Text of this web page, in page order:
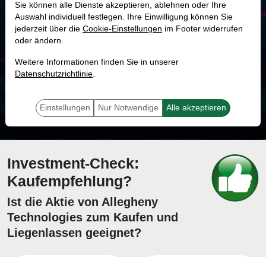
Umsatz 4,59 Mrd. USD
93.4 %
mit dieser Aktie erfolgreich sein.
Investment-Check:
Kaufempfehlung?
Ist die Aktie von Allegheny
Technologies zum Kaufen und
Liegenlassen geeignet?
Sie können alle Dienste akzeptieren, ablehnen oder Ihre
Auswahl individuell festlegen. Ihre Einwilligung können Sie
jederzeit über die Cookie-Einstellungen im Footer widerrufen
oder ändern.
Weitere Informationen finden Sie in unserer
Datenschutzrichtlinie.
Einstellungen Nur Notwendige Alle akzeptieren